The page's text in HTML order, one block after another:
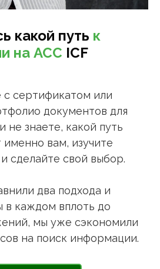
какой путь к
на АСС ICF
сертификатом или
документов для
не знаете, какой путь
вам, изучите
сделайте свой выбор.
два подхода и
в каждом вплоть до
мы уже сэкономили
на поиск информации.